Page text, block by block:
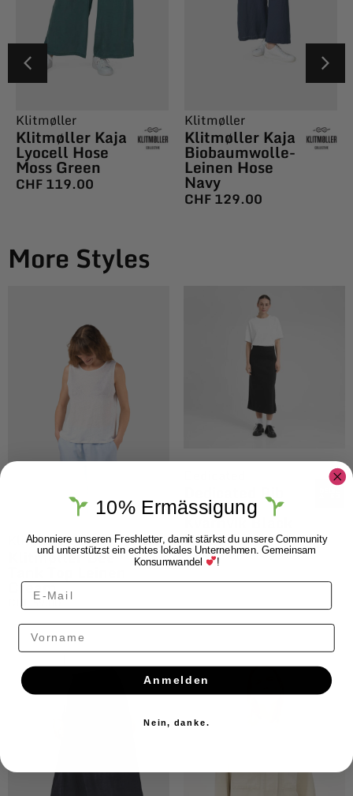
Klitmøller
Klitmøller Kaja
Lyocell Hose
Moss Green
CHF119.00
Klitmøller
Klitmøller Kaja
Biobaumwolle-
Leinen Hose
Navy
CHF129.00
More Styles
Klitmøller
Klitmøller Dee
Cream
CHF 59.00
Dedicated Rib
Rock Skirt
Kvarnvik Black
CHF59.00
10% Ermässigung
Abonniere unseren Freshletter, damit stärkst du unsere Community
und unterstützst ein echtes lokales Unternehmen. Gemeinsam
Konsumwandel !
Vorname
Anmelden
Nein, danke.